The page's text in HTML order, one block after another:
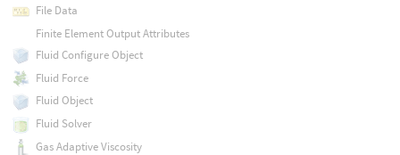
File Data
Finite Element Output Attributes
Fluid Configure Object
Fluid Force
Fluid Object
Fluid Solver
Gas Adaptive Viscosity